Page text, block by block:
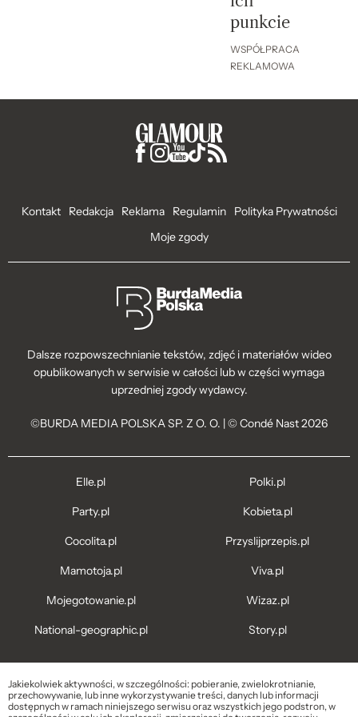
punkcie
WSPÓŁPRACA
REKLAMOWA
Kontakt Redakcja Reklama Regulamin
Polityka Prywatności
Moje zgody
Dalsze rozpowszechnianie tekstów, zdjęć i materiałów wideo
opublikowanych w serwisie w całości lub w części wymaga
uprzedniej zgody wydawcy.
©BURDA MEDIA POLSKA SP. Z O. O. | © Condé Nast 2026
Elle.pl
Party.pl
Cocolita.pl
Mamotoja.pl
Mojegotowanie.pl
National-geographic.pl
Polki.pl
Kobieta.pl
Przyslijprzepis.pl
Viva.pl
Wizaz.pl
Story.pl
Jakiekolwiek aktywności, w szczególności: pobieranie, zwielokrotnianie,
przechowywanie, lub inne wykorzystywanie treści, danych lub informacji
dostępnych w ramach niniejszego serwisu oraz wszystkich jego podstron, w